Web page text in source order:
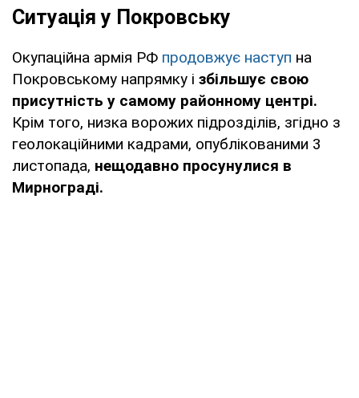
Ситуація у Покровську
Окупаційна армія РФ продовжує наступ на
Покровському напрямку і збільшує свою
присутність у самому районному центрі.
Крім того, низка ворожих підрозділів, згідно з
геолокаційними кадрами, опублікованими 3
листопада, нещодавно просунулися в
Мирнограді.